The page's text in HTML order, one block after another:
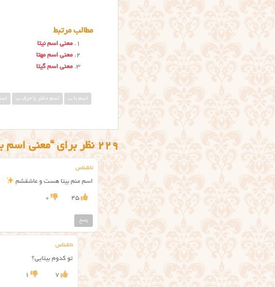
مطالب مرتبط
معنی اسم نیتا
معنی اسم مهتا
معنی اسم گیتا
اسم با ب اسم دختر با حرف ب
229 نظر برای “معنی اسم بیتا”
ناشناس
اسم منم بیتا هست و عاشقشم
45
0
پاسخ
ناشناس
تو کدوم بیتایی؟
7
1